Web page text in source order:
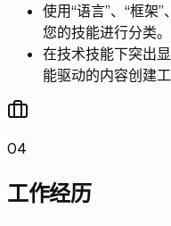
使用“语言”、“框架
您的技能进行分类。
在技术技能下突出
能驱动的内容创建工
04
工作经历